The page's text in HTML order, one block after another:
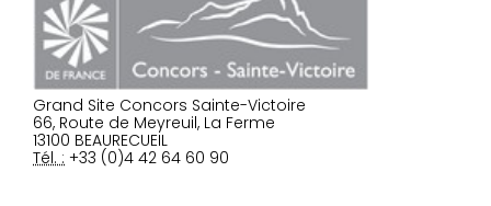
Grand Site Concors Sainte-Victoire
66, Route de Meyreuil, La Ferme
13100 BEAURECUEIL
Tél. : +33 (0)4 42 64 60 90